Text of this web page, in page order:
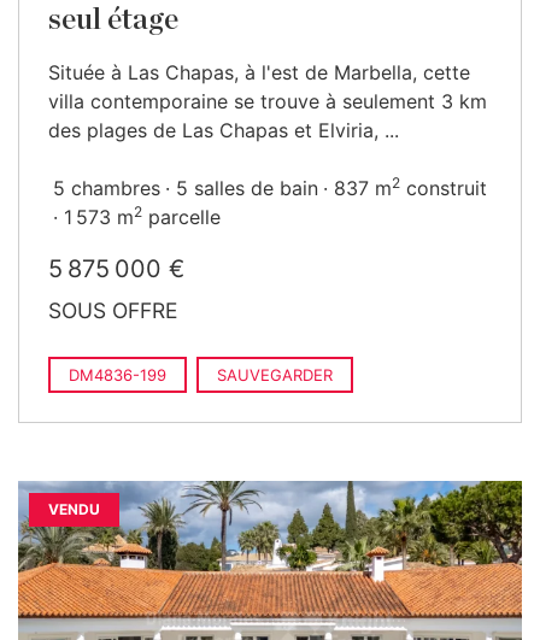
seul étage
Située à Las Chapas, à l'est de Marbella, cette
villa contemporaine se trouve à seulement 3 km
des plages de Las Chapas et Elviria, ...
5 chambres 5 salles de bain 837 m2 construit
1 573 m2 parcelle
5 875 000 €
SOUS OFFRE
DM4836-199 SAUVEGARDER
VENDU